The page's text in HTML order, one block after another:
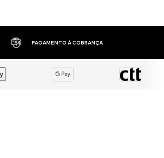
PAGAMENTO À COBRANÇA